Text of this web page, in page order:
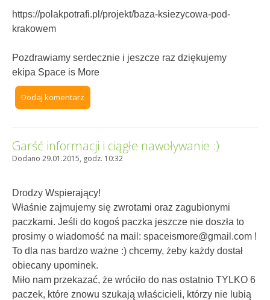
https://polakpotrafi.pl/projekt/baza-ksiezycowa-pod-
krakowem
Pozdrawiamy serdecznie i jeszcze raz dziękujemy
ekipa Space is More
Dodaj komentarz
Garść informacji i ciągłe nawoływanie :)
Dodano 29.01.2015, godz. 10:32
Drodzy Wspierający!
Właśnie zajmujemy się zwrotami oraz zagubionymi
paczkami. Jeśli do kogoś paczka jeszcze nie doszła to
prosimy o wiadomość na mail: spaceismore@gmail.com !
To dla nas bardzo ważne :) chcemy, żeby każdy dostał
obiecany upominek.
Miło nam przekazać, że wróciło do nas ostatnio TYLKO 6
paczek, które znowu szukają właścicieli, którzy nie lubią